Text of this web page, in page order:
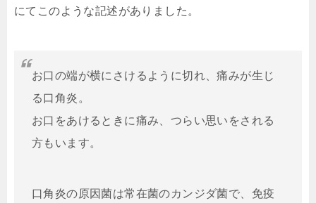
にてこのような記述がありました。
お口の端が横にさけるように切れ、痛みが生じ
る口角炎。
お口をあけるときに痛み、つらい思いをされる
方もいます。
口角炎の原因菌は常在菌のカンジダ菌で、免疫